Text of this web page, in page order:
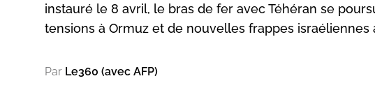
instauré le 8 avril, le bras de fer avec Téhéran se
tensions à Ormuz et de nouvelles frappes israéliennes
Par Le360 (avec AFP)